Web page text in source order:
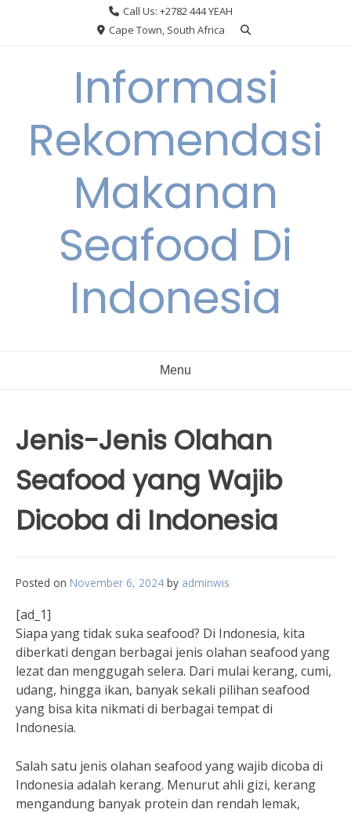
Call Us: +2782 444 YEAH
Cape Town, South Africa
Informasi
Rekomendasi
Makanan
Seafood Di
Indonesia
Menu
Jenis-Jenis Olahan
Seafood yang Wajib
Dicoba di Indonesia
Posted on November 6, 2024 by adminwis
[ad_1]
Siapa yang tidak suka seafood? Di Indonesia, kita
diberkati dengan berbagai jenis olahan seafood yang
lezat dan menggugah selera. Dari mulai kerang, cumi,
udang, hingga ikan, banyak sekali pilihan seafood
yang bisa kita nikmati di berbagai tempat di
Indonesia.
Salah satu jenis olahan seafood yang wajib dicoba di
Indonesia adalah kerang. Menurut ahli gizi, kerang
mengandung banyak protein dan rendah lemak,